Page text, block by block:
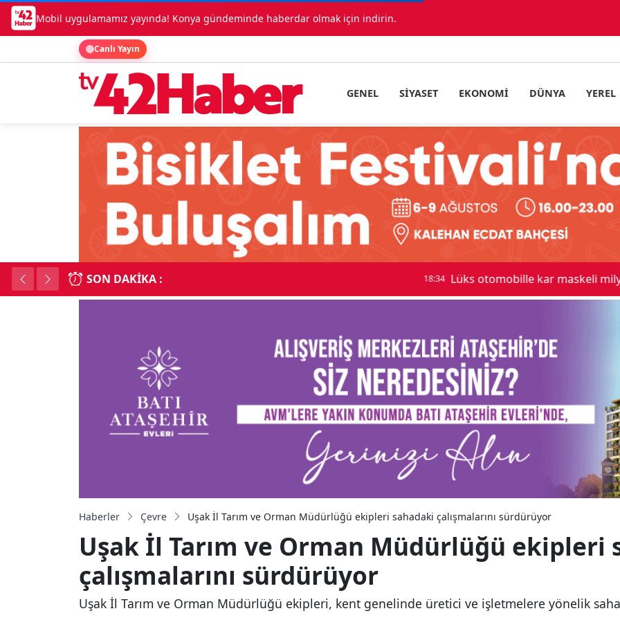
Mobil uygulamamız yayında! Konya gündeminde haberdar olmak için indirin.
Canlı Yayın
GENEL SIYASET EKONOMI DÜNYA YEREL
SON DAKIKA : Lüks otomobille kar maskeli milyonluk soygun
Haberler Çevre Uşak İl Tarım ve Orman Müdürlüğü ekipleri sahadaki çalışmalarını sürdürüyor
Uşak İl Tarım ve Orman Müdürlüğü ekipleri
çalışmalarını sürdürüyor
Uşak İl Tarım ve Orman Müdürlüğü ekipleri, kent genelinde üretici ve işletmelere yönelik